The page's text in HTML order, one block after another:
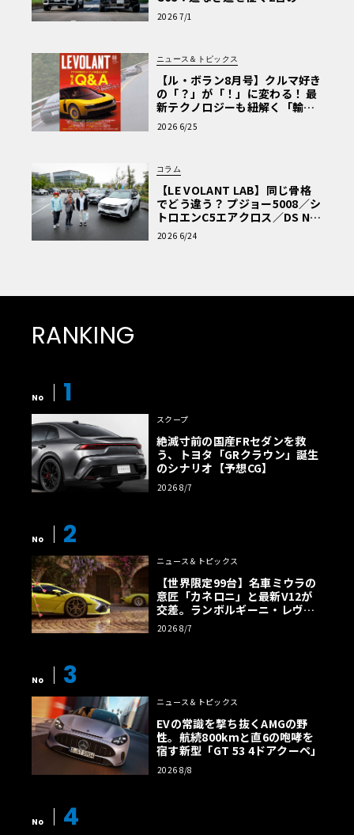
極的アプローチ」
2026 7/1
ニュース＆トピックス
【ル・ボラン8月号】クルマ好き
の「？」が「！」に変わる！ 最
新テクノロジーも紐解く「輸入
車Q&A」
2026 6/25
コラム
【LE VOLANT LAB】同じ骨格
でどう違う？ プジョー5008／シ
トロエンC5エアクロス／DS Nº4
読者一気乗りレポート
2026 6/24
RANKING
No 1
スクープ
絶滅寸前の国産FRセダンを救
う、トヨタ「GRクラウン」誕生
のシナリオ【予想CG】
2026 8/7
No 2
ニュース＆トピックス
【世界限定99台】名車ミウラの
意匠「カネロニ」と最新V12が
交差。ランボルギーニ・レヴエ
ルトに60周年記念車が登場
2026 8/7
No 3
ニュース＆トピックス
EVの常識を撃ち抜くAMGの野
性。航続800kmと直6の咆哮を
宿す新型「GT 53 4ドアクーペ」
2026 8/8
No 4